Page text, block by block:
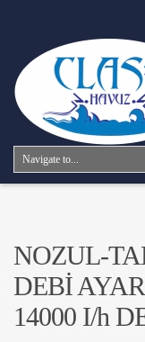
NOZUL-
DEBİ
14000 I/h